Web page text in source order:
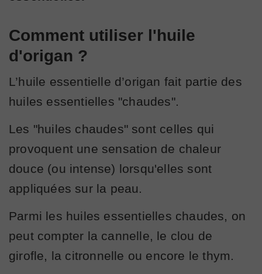
Comment utiliser l'huile
d'origan ?
L’huile essentielle d’origan fait partie des
huiles essentielles "chaudes".
Les "huiles chaudes" sont celles qui
provoquent une sensation de chaleur
douce (ou intense) lorsqu'elles sont
appliquées sur la peau.
Parmi les huiles essentielles chaudes, on
peut compter la cannelle, le clou de
girofle, la citronnelle ou encore le thym.